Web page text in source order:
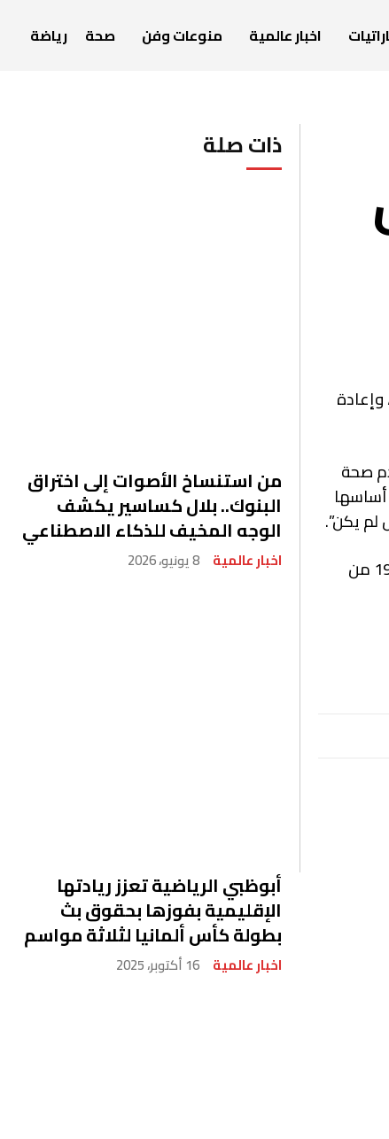
اخبار عالمية منوعات وفن صحة رياضة
ذات صلة
من استنساخ الأصوات إلى اختراق
البنوك.. بلال كساسير يكشف
الوجه المخيف للذكاء الاصطناعي
اخبار عالمية 8 يونيو، 2026
أبوظبي الرياضية تعزز ريادتها
الإقليمية بفوزها بحقوق بث
بطولة كأس ألمانيا لثلاثة مواسم
اخبار عالمية 16 أكتوبر، 2025
وإعادة
صحة
لم يكن”.
وكانت المحكمة الدستورية قررت بتاريخ الثامن مارس الجاري حجز الطعون الانتخابية في جميع الدوائر الانتخابية للحكم في 19 من